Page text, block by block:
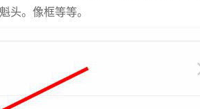
头。像框等等。